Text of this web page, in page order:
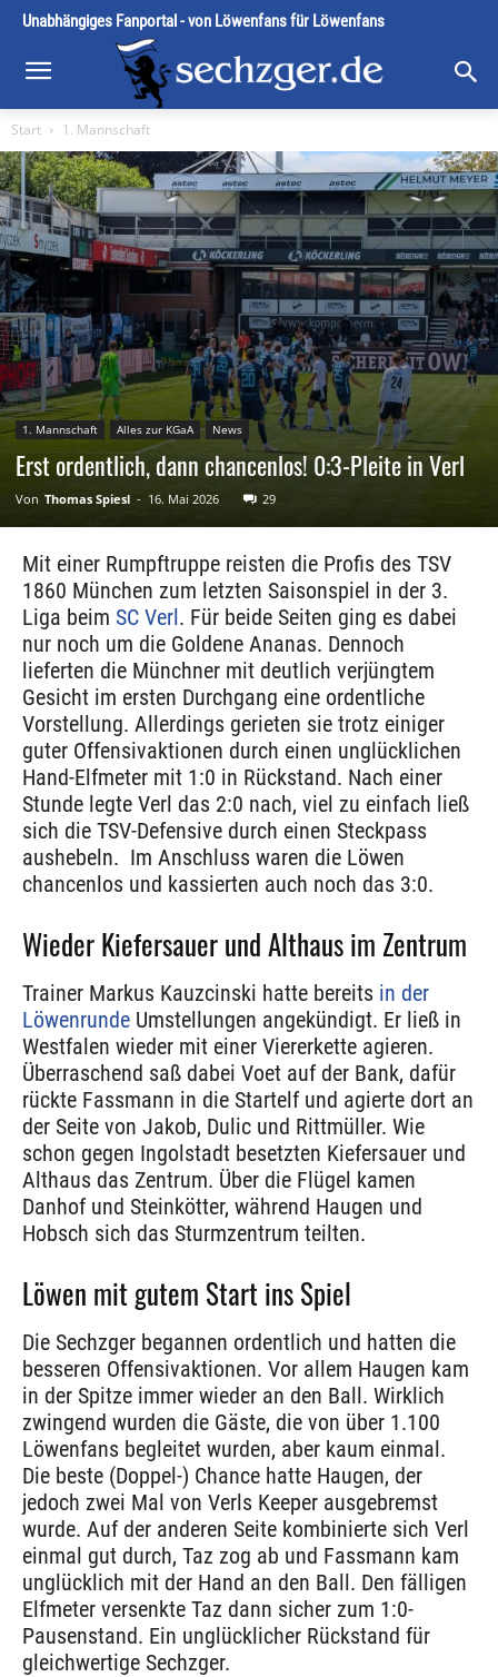
Unabhängiges Fanportal - von Löwenfans für Löwenfans
Start 1. Mannschaft
1. Mannschaft Alles zur KGaA News
Erst ordentlich, dann chancenlos! 0:3-Pleite in Verl
Von Thomas Spiesl - 16. Mai 2026 29
Mit einer Rumpftruppe reisten die Profis des TSV
1860 München zum letzten Saisonspiel in der 3.
Liga beim SC Verl. Für beide Seiten ging es dabei
nur noch um die Goldene Ananas. Dennoch
lieferten die Münchner mit deutlich verjüngtem
Gesicht im ersten Durchgang eine ordentliche
Vorstellung. Allerdings gerieten sie trotz einiger
guter Offensivaktionen durch einen unglücklichen
Hand-Elfmeter mit 1:0 in Rückstand. Nach einer
Stunde legte Verl das 2:0 nach, viel zu einfach ließ
sich die TSV-Defensive durch einen Steckpass
aushebeln. Im Anschluss waren die Löwen
chancenlos und kassierten auch noch das 3:0.
Wieder Kiefersauer und Althaus im Zentrum
Trainer Markus Kauzcinski hatte bereits in der
Löwenrunde Umstellungen angekündigt. Er ließ in
Westfalen wieder mit einer Viererkette agieren.
Überraschend saß dabei Voet auf der Bank, dafür
rückte Fassmann in die Startelf und agierte dort an
der Seite von Jakob, Dulic und Rittmüller. Wie
schon gegen Ingolstadt besetzten Kiefersauer und
Althaus das Zentrum. Über die Flügel kamen
Danhof und Steinkötter, während Haugen und
Hobsch sich das Sturmzentrum teilten.
Löwen mit gutem Start ins Spiel
Die Sechzger begannen ordentlich und hatten die
besseren Offensivaktionen. Vor allem Haugen kam
in der Spitze immer wieder an den Ball. Wirklich
zwingend wurden die Gäste, die von über 1.100
Löwenfans begleitet wurden, aber kaum einmal.
Die beste (Doppel-) Chance hatte Haugen, der
jedoch zwei Mal von Verls Keeper ausgebremst
wurde. Auf der anderen Seite kombinierte sich Verl
einmal gut durch, Taz zog ab und Fassmann kam
unglücklich mit der Hand an den Ball. Den fälligen
Elfmeter versenkte Taz dann sicher zum 1:0-
Pausenstand. Ein unglücklicher Rückstand für
gleichwertige Sechzger.